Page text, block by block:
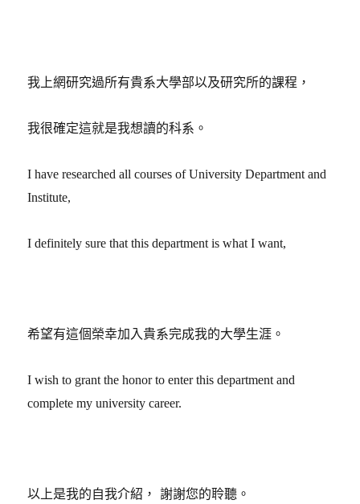
我上網研究過所有貴系大學部以及研究所的課程，
我很確定這就是我想讀的科系。
I have researched all courses of University Department and
Institute,
I definitely sure that this department is what I want,
希望有這個榮幸加入貴系完成我的大學生涯。
I wish to grant the honor to enter this department and
complete my university career.
以上是我的自我介紹， 謝謝您的聆聽。